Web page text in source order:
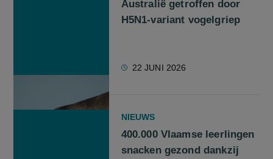
Australië getroffen door
H5N1-variant vogelgriep
22 JUNI 2026
NIEUWS
400.000 Vlaamse leerlingen
snacken gezond dankzij